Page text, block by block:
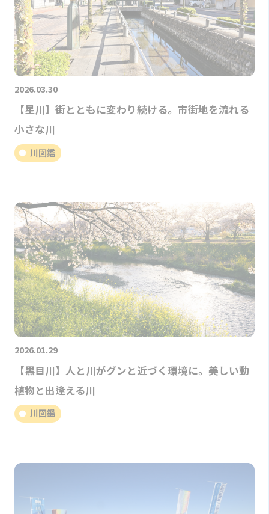
2026.03.30
【星川】街とともに変わり続ける。市街地を流れる
小さな川
川図鑑
2026.01.29
【黒目川】人と川がグンと近づく環境に。美しい動
植物と出逢える川
川図鑑